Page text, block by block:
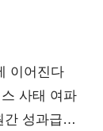
이어진다
사태 여파
성과급